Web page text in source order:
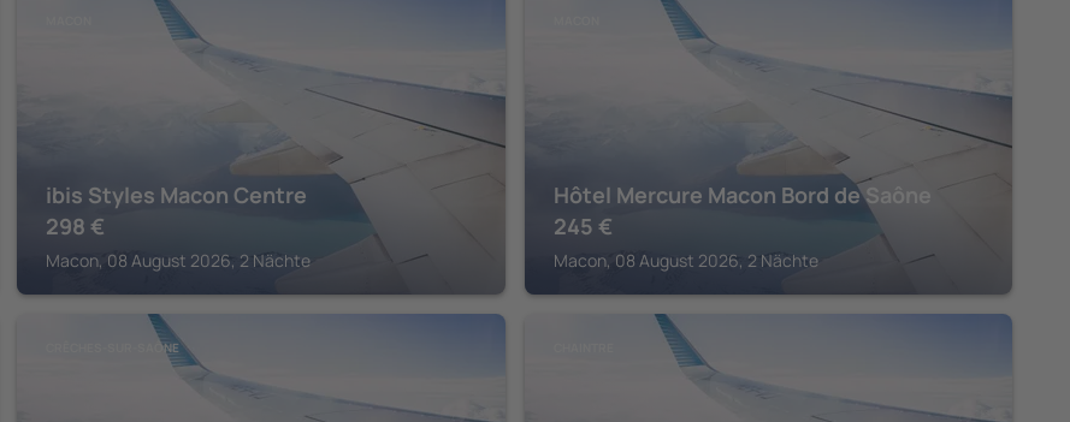
ibis Styles Macon Centre
298 €
Macon, 08 August 2026, 2 Nächte
Hôtel Mercure Macon Bord de Saône
245 €
Macon, 08 August 2026, 2 Nächte
CRÊCHES-SUR-SAÔNE